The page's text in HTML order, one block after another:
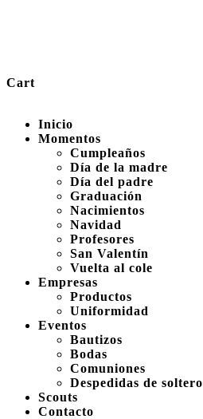
Cart
Inicio
Momentos
Cumpleaños
Día de la madre
Día del padre
Graduación
Nacimientos
Navidad
Profesores
San Valentín
Vuelta al cole
Empresas
Productos
Uniformidad
Eventos
Bautizos
Bodas
Comuniones
Despedidas de soltero
Scouts
Contacto